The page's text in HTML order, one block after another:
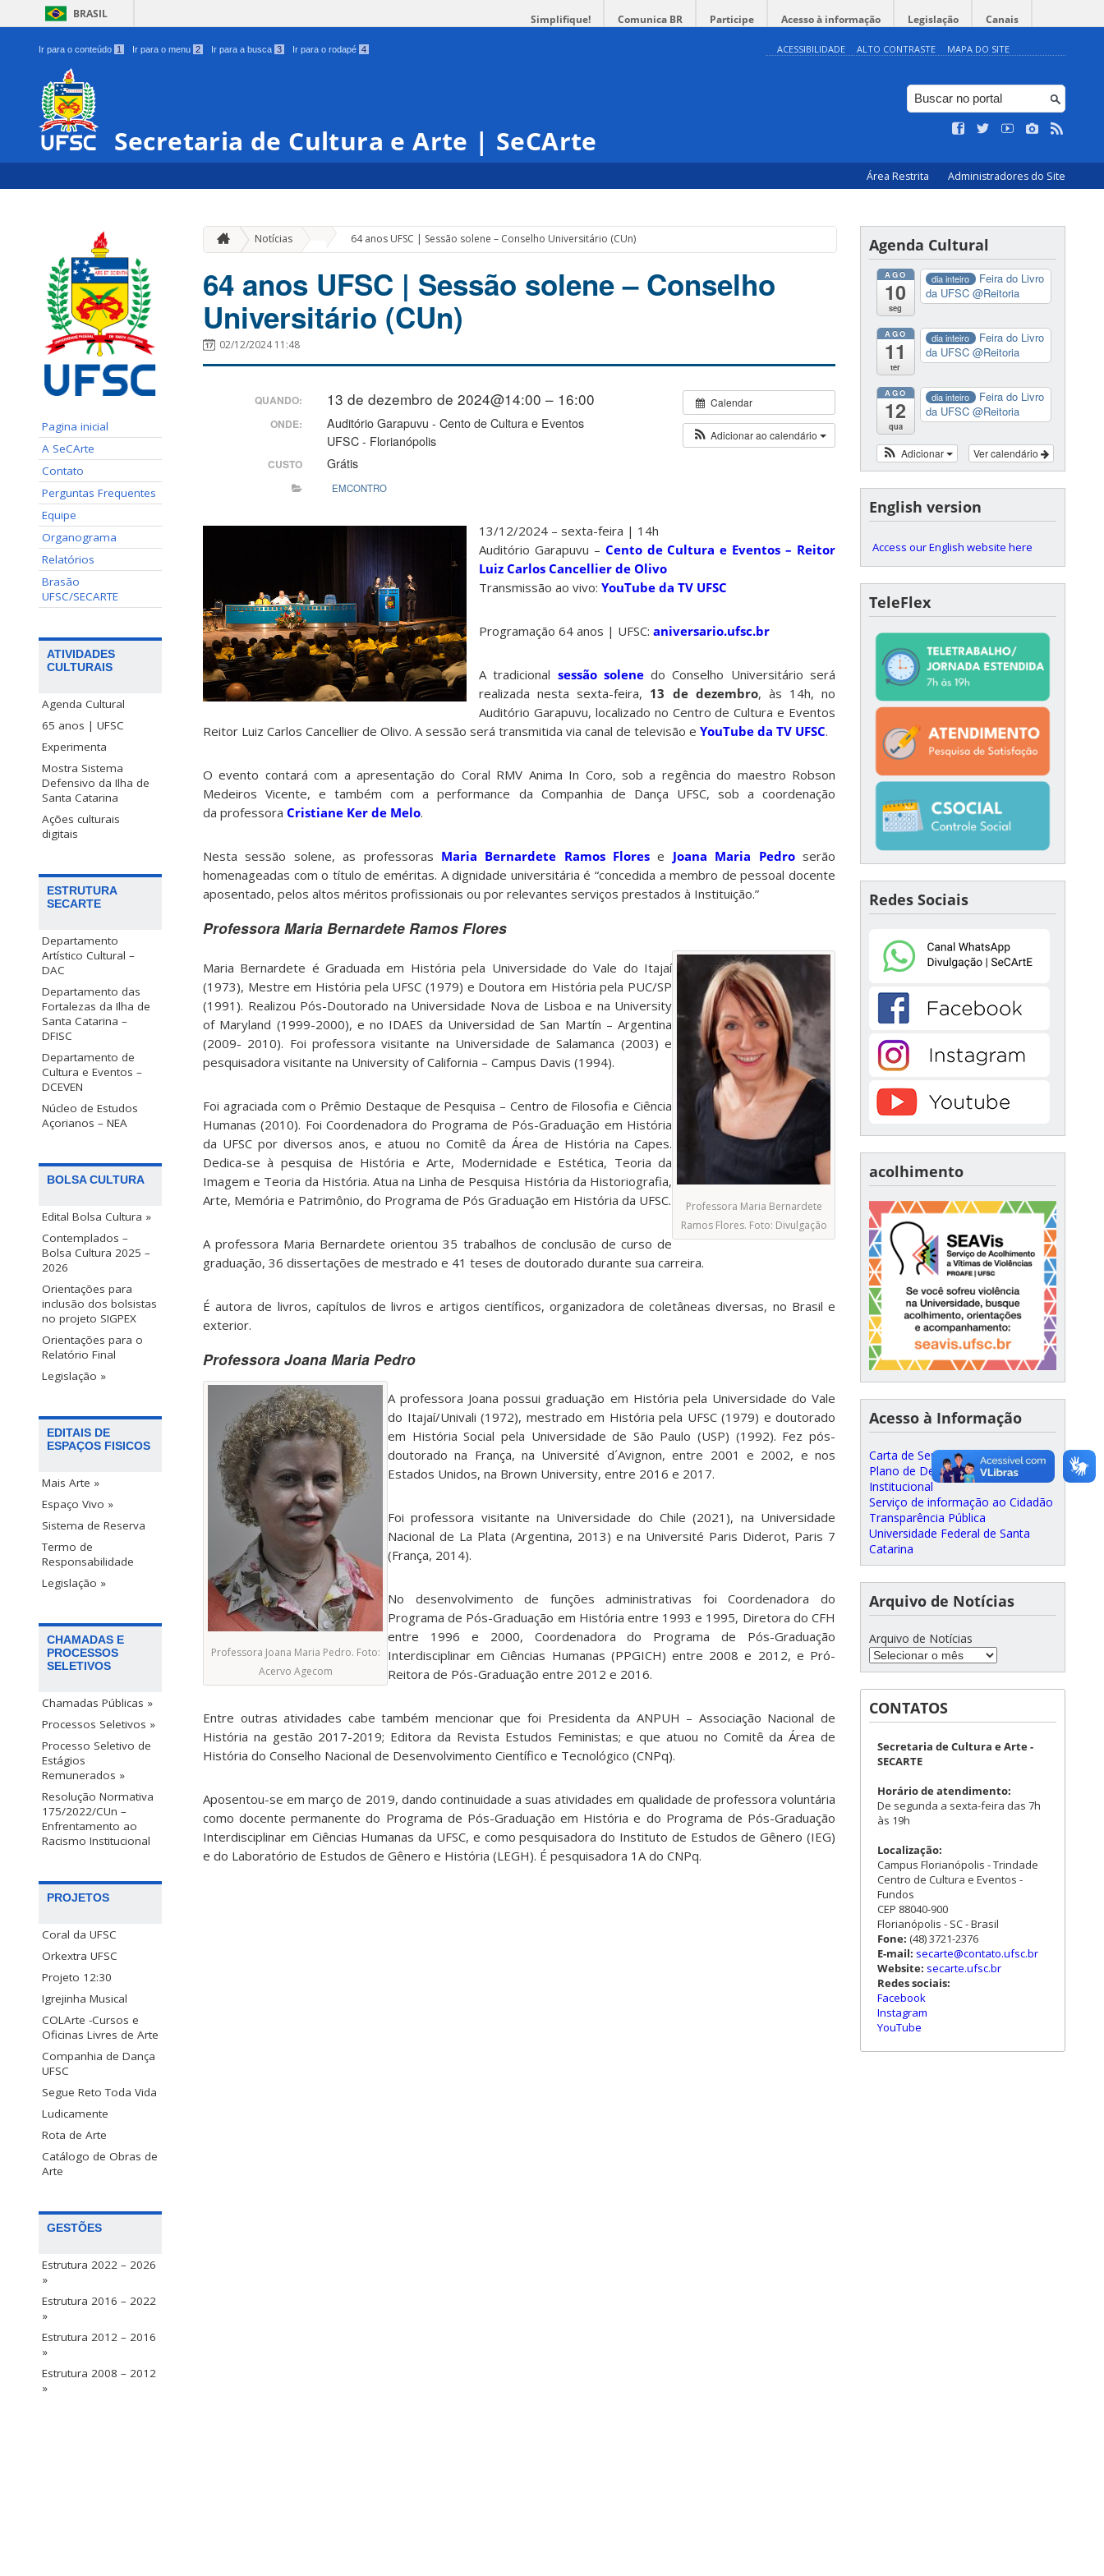
BRASIL Simplifique! Comunica BR Participe Acesso à informação Legislação Canais
Ir para o conteúdo 1 Ir para o menu 2 Ir para a busca 3 Ir para o rodapé 4 ACESSIBILIDADE ALTO CONTRASTE MAPA DO SITE
Secretaria de Cultura e Arte | SeCArte
Área Restrita Administradores do Site
Pagina inicial
A SeCArte
Contato
Perguntas Frequentes
Equipe
Organograma
Relatórios
Brasão
UFSC/SECARTE
ATIVIDADES
CULTURAIS
Agenda Cultural
65 anos | UFSC
Experimenta
Mostra Sistema
Defensivo da Ilha de
Santa Catarina
Ações culturais
digitais
ESTRUTURA
SECARTE
Departamento
Artístico Cultural –
DAC
Departamento das
Fortalezas da Ilha de
Santa Catarina –
DFISC
Departamento de
Cultura e Eventos –
DCEVEN
Núcleo de Estudos
Açorianos – NEA
BOLSA CULTURA
Edital Bolsa Cultura »
Contemplados –
Bolsa Cultura 2025 –
2026
Orientações para
inclusão dos bolsistas
no projeto SIGPEX
Orientações para o
Relatório Final
Legislação »
EDITAIS DE
ESPAÇOS FISICOS
Mais Arte »
Espaço Vivo »
Sistema de Reserva
Termo de
Responsabilidade
Legislação »
CHAMADAS E
PROCESSOS
SELETIVOS
Chamadas Públicas »
Processos Seletivos »
Processo Seletivo de
Estágios
Remunerados »
Resolução Normativa
175/2022/CUn –
Enfrentamento ao
Racismo Institucional
PROJETOS
Coral da UFSC
Orkextra UFSC
Projeto 12:30
Igrejinha Musical
COLArte -Cursos e
Oficinas Livres de Arte
Companhia de Dança
UFSC
Segue Reto Toda Vida
Ludicamente
Rota de Arte
Catálogo de Obras de
Arte
GESTÕES
Estrutura 2022 – 2026
»
Estrutura 2016 – 2022
»
Estrutura 2012 – 2016
»
Estrutura 2008 – 2012
»
Notícias 64 anos UFSC | Sessão solene – Conselho Universitário (CUn)
64 anos UFSC | Sessão solene – Conselho
Universitário (CUn)
02/12/2024 11:48
Calendar
Adicionar ao calendário
QUANDO: 13 de dezembro de 2024@14:00 – 16:00
ONDE:
Auditório Garapuvu - Cento de Cultura e Eventos
UFSC - Florianópolis
CUSTO Grátis
EMCONTRO
1 3/12/2024 – sexta-feira | 14h
Auditório Garapuvu – Cento de Cultura e Eventos – Reitor
Luiz Carlos Cancellier de Olivo
Transmissão ao vivo: YouTube da TV UFSC
Programação 64 anos | UFSC: aniversario.ufsc.br
A tradicional sessão solenedo Conselho Universitário será
realizada nesta sexta-feira, 13 de dezembro, às 14h, no
Auditório Garapuvu, localizado no Centro de Cultura e Eventos
Reitor Luiz Carlos Cancellier de Olivo. A sessão será transmitida via canal de televisão e YouTube da TV UFSC.
O evento contará com a apresentação do Coral RMV Anima In Coro, sob a regência do maestro Robson
Medeiros Vicente, e também com a performance da Companhia de Dança UFSC, sob a coordenação
da professora Cristiane Ker de Melo.
Nesta sessão solene, as professoras Maria Bernardete Ramos Flores e Joana Maria Pedroserão
homenageadas com o título de eméritas. A dignidade universitária é “concedida a membro de pessoal docente
aposentado, pelos altos méritos profissionais ou por relevantes serviços prestados à Instituição.”
Professora Maria Bernardete Ramos Flores
Professora Maria Bernardete
Ramos Flores. Foto: Divulgação
Maria Bernardete é Graduada em História pela Universidade do Vale do Itajaí
(1973), Mestre em História pela UFSC (1979) e Doutora em História pela PUC/SP
(1991). Realizou Pós-Doutorado na Universidade Nova de Lisboa e na University
of Maryland (1999-2000), e no IDAES da Universidad de San Martín – Argentina
(2009- 2010). Foi professora visitante na Universidade de Salamanca (2003) e
pesquisadora visitante na University of California – Campus Davis (1994).
Foi agraciada com o Prêmio Destaque de Pesquisa – Centro de Filosofia e Ciência
Humanas (2010). Foi Coordenadora do Programa de Pós-Graduação em História
da UFSC por diversos anos, e atuou no Comitê da Área de História na Capes.
Dedica-se à pesquisa de História e Arte, Modernidade e Estética, Teoria da
Imagem e Teoria da História. Atua na Linha de Pesquisa História da Historiografia,
Arte, Memória e Patrimônio, do Programa de Pós Graduação em História da UFSC.
A professora Maria Bernardete orientou 35 trabalhos de conclusão de curso de
graduação, 36 dissertações de mestrado e 41 teses de doutorado durante sua carreira.
É autora de livros, capítulos de livros e artigos científicos, organizadora de coletâneas diversas, no Brasil e
exterior.
Professora Joana Maria Pedro
Professora Joana Maria Pedro. Foto:
Acervo Agecom
A professora Joana possui graduação em História pela Universidade do Vale
do Itajaí/Univali (1972), mestrado em História pela UFSC (1979) e doutorado
em História Social pela Universidade de São Paulo (USP) (1992). Fez pós-
doutorado na França, na Université d´Avignon, entre 2001 e 2002, e nos
Estados Unidos, na Brown University, entre 2016 e 2017.
Foi professora visitante na Universidade do Chile (2021), na Universidade
Nacional de La Plata (Argentina, 2013) e na Université Paris Diderot, Paris 7
(França, 2014).
No desenvolvimento de funções administrativas foi Coordenadora do
Programa de Pós-Graduação em História entre 1993 e 1995, Diretora do CFH
entre 1996 e 2000, Coordenadora do Programa de Pós-Graduação
Interdisciplinar em Ciências Humanas (PPGICH) entre 2008 e 2012, e Pró-
Reitora de Pós-Graduação entre 2012 e 2016.
Entre outras atividades cabe também mencionar que foi Presidenta da ANPUH – Associação Nacional de
História na gestão 2017-2019; Editora da Revista Estudos Feministas; e que atuou no Comitê da Área de
História do Conselho Nacional de Desenvolvimento Científico e Tecnológico (CNPq).
Aposentou-se em março de 2019, dando continuidade a suas atividades em qualidade de professora voluntária
como docente permanente do Programa de Pós-Graduação em História e do Programa de Pós-Graduação
Interdisciplinar em Ciências Humanas da UFSC, e como pesquisadora do Instituto de Estudos de Gênero (IEG)
e do Laboratório de Estudos de Gênero e História (LEGH). É pesquisadora 1A do CNPq.
Agenda Cultural
AGO
10
seg
dia inteiro
Feira do Livro
da UFSC @Reitoria
AGO
11
ter
dia inteiro
Feira do Livro
da UFSC @Reitoria
AGO
12
qua
dia inteiro
Feira do Livro
da UFSC @Reitoria
Ver calendário
Adicionar
English version
Access our English website here
TeleFlex
Redes Sociais
acolhimento
Acesso à Informação
Carta de Serviços ao Cidadão
Plano de Desenvolvimento
Institucional
Serviço de informação ao Cidadão
Transparência Pública
Universidade Federal de Santa
Catarina
Arquivo de Notícias
Arquivo de Notícias
CONTATOS
Secretaria de Cultura e Arte -
SECARTE
Horário de atendimento:
De segunda a sexta-feira das 7h
às 19h
Localização:
Campus Florianópolis - Trindade
Centro de Cultura e Eventos -
Fundos
CEP 88040-900
Florianópolis - SC - Brasil
Fone: (48) 3721-2376
E-mail: secarte@contato.ufsc.br
Website: secarte.ufsc.br
Redes sociais:
Facebook
Instagram
YouTube